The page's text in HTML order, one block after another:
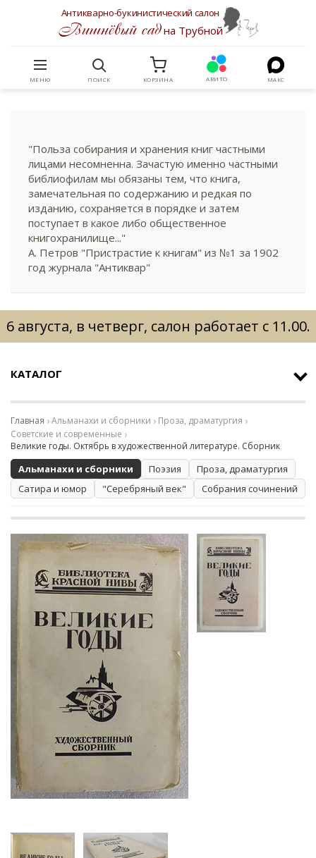
Антикварно-букинистический салон
Вишнёвый садна Трубной
МЕНЮ ПОИСК КОРЗИНА АВИТО МАКС
"Польза собирания и хранения книг частными
лицами несомненна. Зачастую именно частными
библиофилам мы обязаны тем, что книга,
замечательная по содержанию и редкая по
изданию, сохраняется в порядке и затем
поступает в какое либо общественное
книгохранилище..."
А. Петров "Пристрастие к книгам" из №1 за 1902
год журнала "Антиквар"
6 августа, в четверг, салон работает с 11.00.
КАТАЛОГ
Главная Альманахи и сборники
Проза, драматургия
Советские и современные
Великие годы. Октябрь в художественной литературе. Сборник
Альманахи и сборники Поэзия
Проза, драматургия
Сатира и юмор
"Серебряный век" Собрания сочинений